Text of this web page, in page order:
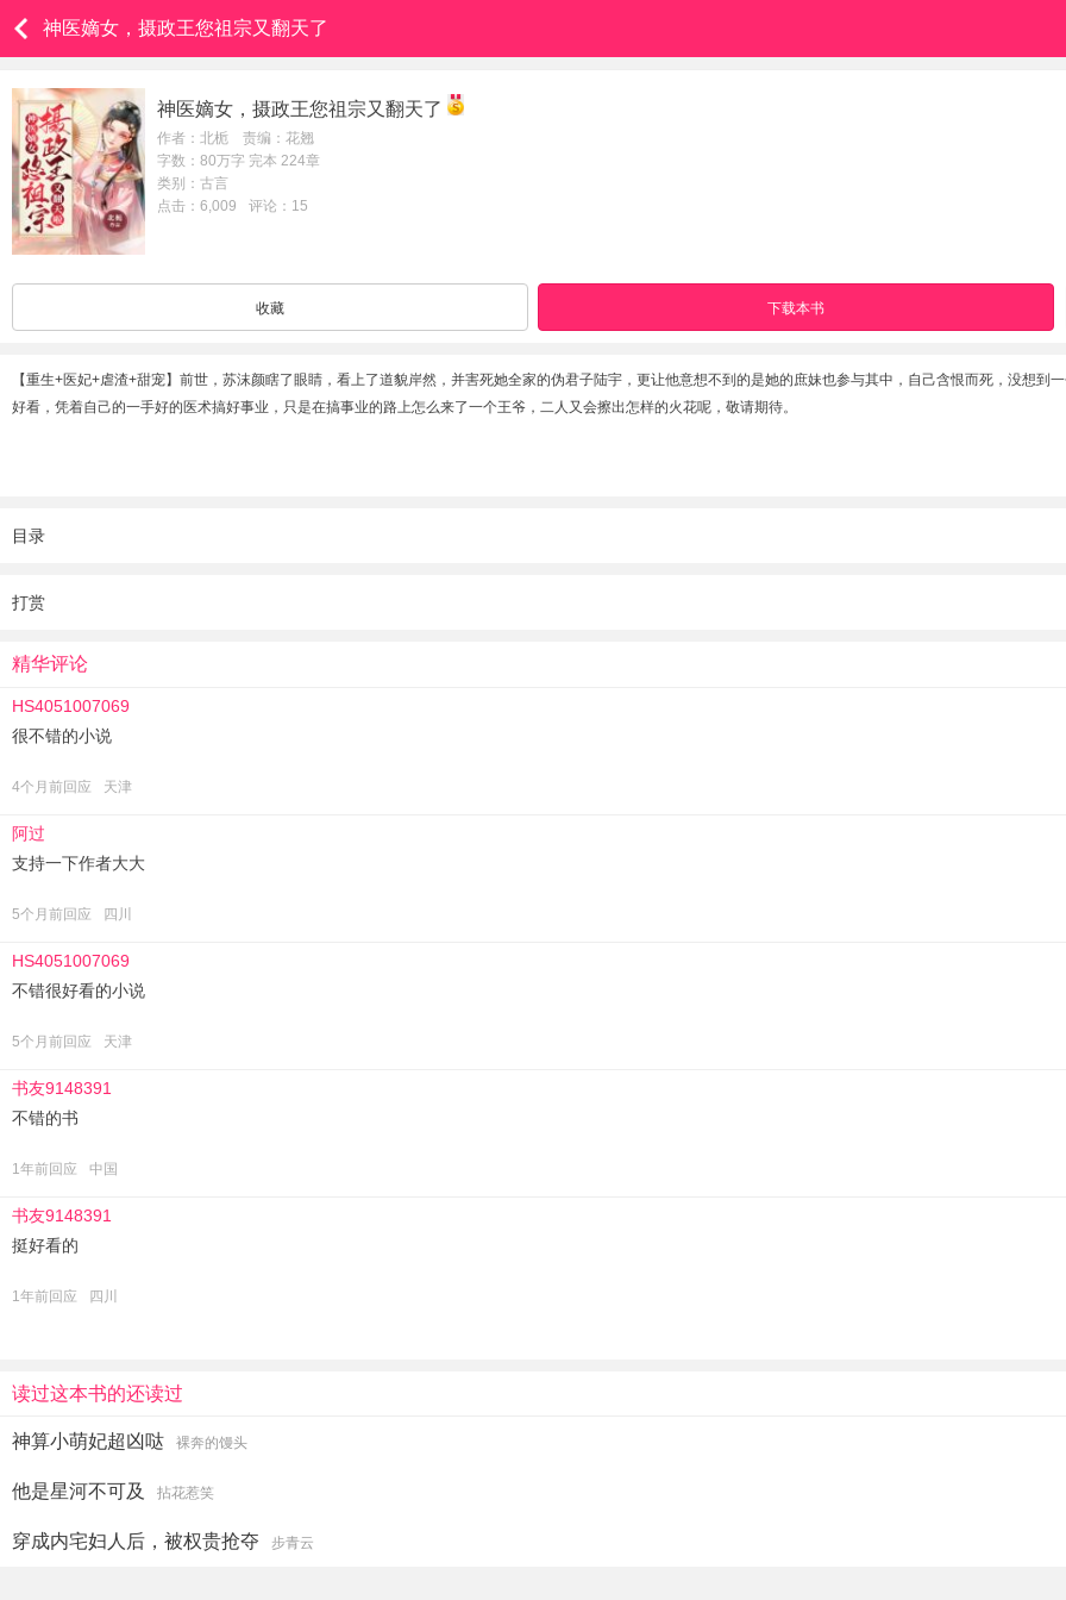
神医嫡女，摄政王您祖宗又翻天了
神医嫡女，摄政王您祖宗又翻天了
作者：北栀 责编：花翘
字数：80万字 完本 224章
类别：古言
点击：6,009
评论：15
收藏 下载本书
【重生+医妃+虐渣+甜宠】前世，苏沫颜瞎了眼睛，看上了道貌岸然，并害死她全家的伪君子陆宇，更让他意想不到的是她的庶妹也参与其中，自己含恨而死，没想
好看，凭着自己的一手好的医术搞好事业，只是在搞事业的路上怎么来了一个王爷，二人又会擦出怎样的火花呢，敬请期待。
目录
打赏
精华评论
HS4051007069
很不错的小说
4个月前回应 天津
阿过
支持一下作者大大
5个月前回应 四川
HS4051007069
不错很好看的小说
5个月前回应 天津
书友9148391
不错的书
1年前回应 中国
书友9148391
挺好看的
1年前回应 四川
读过这本书的还读过
神算小萌妃超凶哒 裸奔的馒头
他是星河不可及 拈花惹笑
穿成内宅妇人后，被权贵抢夺 步青云